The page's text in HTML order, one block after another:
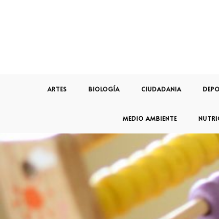
ARTES BIOLOGÍA CIUDADANIA
MEDIO AMBIENTE